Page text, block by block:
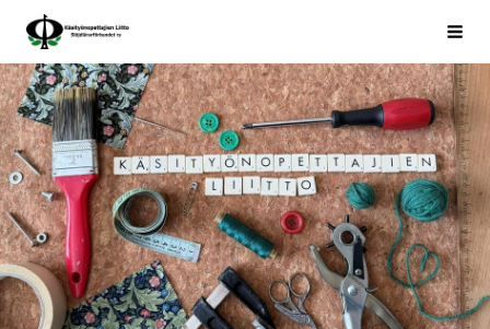
Siirry
sivun
sisältöön
Käsityönopettajien Liitto